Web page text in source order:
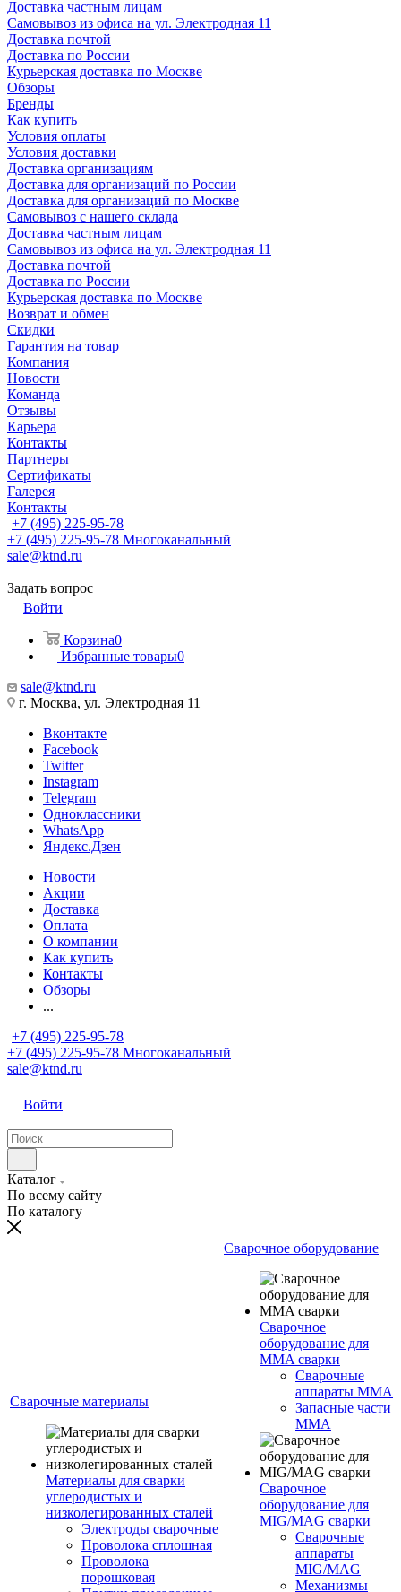
Доставка частным лицам
Самовывоз из офиса на ул. Электродная 11
Доставка почтой
Доставка по России
Курьерская доставка по Москве
Обзоры
Бренды
Как купить
Условия оплаты
Условия доставки
Доставка организациям
Доставка для организаций по России
Доставка для организаций по Москве
Самовывоз с нашего склада
Доставка частным лицам
Самовывоз из офиса на ул. Электродная 11
Доставка почтой
Доставка по России
Курьерская доставка по Москве
Возврат и обмен
Скидки
Гарантия на товар
Компания
Новости
Команда
Отзывы
Карьера
Контакты
Партнеры
Сертификаты
Галерея
Контакты
+7 (495) 225-95-78
+7 (495) 225-95-78 Многоканальный
sale@ktnd.ru
Задать вопрос
Войти
Корзина0
Избранные товары0
sale@ktnd.ru
г. Москва, ул. Электродная 11
Вконтакте
Facebook
Twitter
Instagram
Telegram
Одноклассники
WhatsApp
Яндекс.Дзен
Новости
Акции
Доставка
Оплата
О компании
Как купить
Контакты
Обзоры
...
+7 (495) 225-95-78
+7 (495) 225-95-78 Многоканальный
sale@ktnd.ru
Войти
Каталог
По всему сайту
По каталогу
Сварочные материалы
Материалы для сварки
углеродистых и
низколегированных сталей
Электроды сварочные
Проволока сплошная
Проволока
порошковая
Сварочное оборудование
Сварочное
оборудование для
MMA сварки
Сварочные
аппараты MMA
Запасные части
MMA
Сварочное
оборудование для
MIG/MAG сварки
Сварочные
аппараты
MIG/MAG
Механизмы